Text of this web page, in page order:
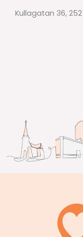
Kullagatan 36,